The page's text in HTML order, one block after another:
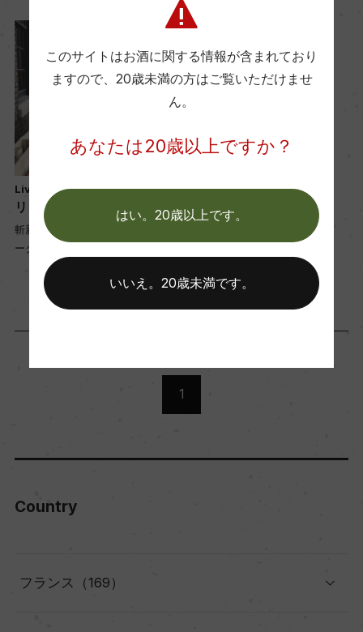
Living Roots Wine & Co.
リビング・ルーツ
斬新かつ良質なモダン“ニューヨ
ーク”
Country
フランス（169）
1
このサイトはお酒に関する情報が含まれており
ますので、 20歳未満の方はご覧いただけませ
ん。
あなたは20歳以上ですか？
はい。20歳以上です。
いいえ。20歳未満です。